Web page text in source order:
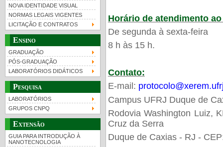
NOVA IDENTIDADE VISUAL
NORMAS LEGAIS VIGENTES
LICITAÇÃO E CONTRATOS
Ensino
GRADUAÇÃO
PÓS-GRADUAÇÃO
LABORATÓRIOS DIDÁTICOS
Pesquisa
LABORATÓRIOS
GRUPOS CNPQ
Extensão
GUIA PARA INTRODUÇÃO À
NANOTECNOLOGIA
Horário de atendimento
De segunda à sexta-feira
8 h às 15 h.
Contato:
E-mail:
Campus UFRJ Duque de
Rodovia Washington Luiz,
Cruz da Serra
Duque de Caxias - RJ -